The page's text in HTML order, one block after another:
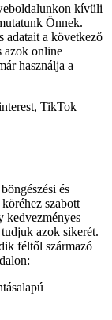
kívüli
Önnek.
adatait a következő
azok online
használja a
TikTok
és
szabott
kedvezményes
azok sikerét.
féltől származó